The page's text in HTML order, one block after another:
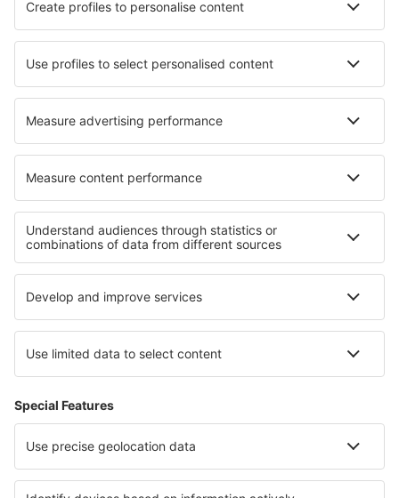
Hoteluri în Vanze Hoteluri în Tuaran
Hoteluri în Hamilton (QLD) Hoteluri în Siggerud
Cele mai bune hoteluri - regiuni
Hoteluri în Coasta de Azur
Hoteluri în regiunea Lacului Geneva Hoteluri în Champagne
Hoteluri în Alsacia Hoteluri în Franța
Hoteluri in Franconian Switzerland Hoteluri in Insulele Ciclade
Hoteluri in Paznaun Hoteluri în Huila